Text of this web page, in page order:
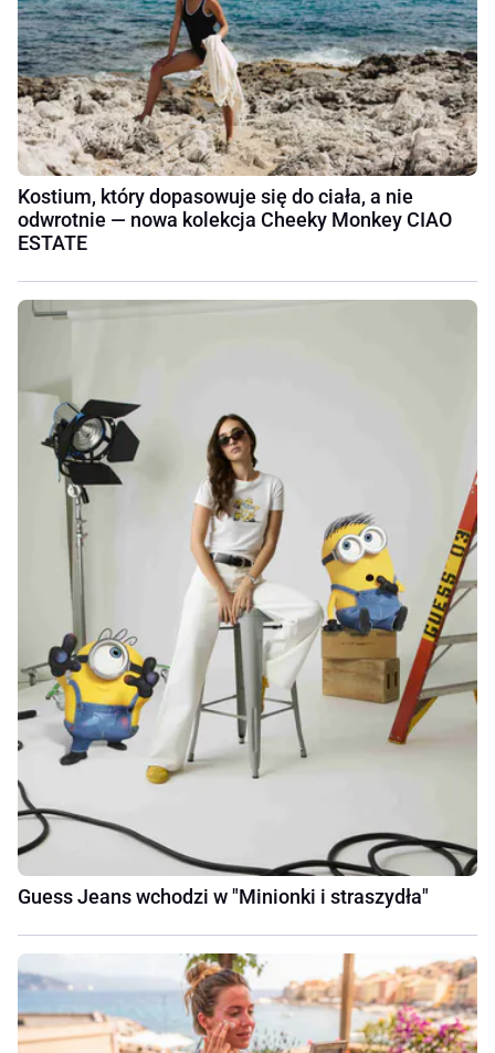
Kostium, który dopasowuje się do ciała, a nie
odwrotnie — nowa kolekcja Cheeky Monkey CIAO
ESTATE
Guess Jeans wchodzi w "Minionki i straszydła"